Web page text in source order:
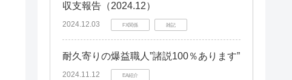
収支報告（2024.12）
2024.12.03 FX関係 雑記
耐久寄りの爆益職人”諸説100％あります”
2024.11.12 EA紹介